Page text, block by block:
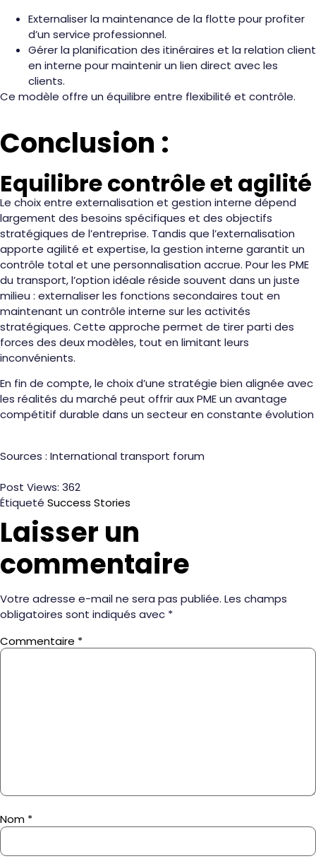
Externaliser la maintenance de la flotte pour profiter
d’un service professionnel.
Gérer la planification des itinéraires et la relation client
en interne pour maintenir un lien direct avec les
clients.
Ce modèle offre un équilibre entre flexibilité et contrôle.
Conclusion :
Equilibre contrôle et agilité
Le choix entre externalisation et gestion interne dépend
largement des besoins spécifiques et des objectifs
stratégiques de l’entreprise. Tandis que l’externalisation
apporte agilité et expertise, la gestion interne garantit un
contrôle total et une personnalisation accrue. Pour les PME
du transport, l’option idéale réside souvent dans un juste
milieu : externaliser les fonctions secondaires tout en
maintenant un contrôle interne sur les activités
stratégiques. Cette approche permet de tirer parti des
forces des deux modèles, tout en limitant leurs
inconvénients.
En fin de compte, le choix d’une stratégie bien alignée avec
les réalités du marché peut offrir aux PME un avantage
compétitif durable dans un secteur en constante évolution
Sources : International transport forum
Post Views: 362
Étiqueté Success Stories
Laisser un
commentaire
Votre adresse e-mail ne sera pas publiée. Les champs
obligatoires sont indiqués avec *
Commentaire *
Nom *